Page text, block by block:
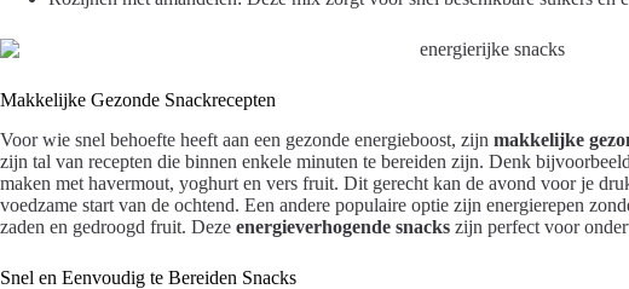
Makkelijke Gezonde Snackrecepten
Voor wie snel behoefte heeft aan een gezonde energieboost, zijn makkelijke
zijn tal van recepten die binnen enkele minuten te bereiden zijn. Denk
maken met havermout, yoghurt en vers fruit. Dit gerecht kan de avond voor je
voedzame start van de ochtend. Een andere populaire optie zijn energierepen
zaden en gedroogd fruit. Deze energieverhogende snacks zijn perfect voor
Snel en Eenvoudig te Bereiden Snacks